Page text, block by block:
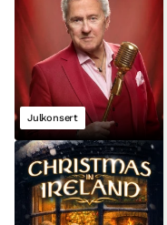
Julkonsert